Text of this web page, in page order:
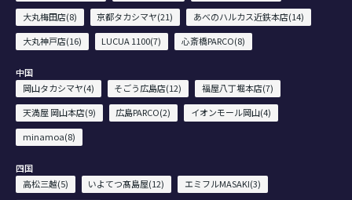
大丸梅田店(8)
京都タカシマヤ(21)
あべのハルカス近鉄本店(14)
大丸神戸店(16)
LUCUA 1100(7) 心斎橋PARCO(8)
中国
岡山タカシマヤ(4)
そごう広島店(12)
福屋八丁堀本店(7)
天満屋 岡山本店(9)
広島PARCO(2)
イオンモール岡山(4)
minamoa(8)
四国
高松三越(5)
いよてつ髙島屋(12)
エミフルMASAKI(3)